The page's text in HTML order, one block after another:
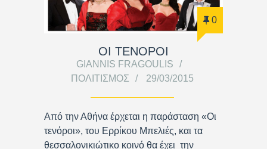
0
ΟΙ ΤΕΝΟΡΟΙ
GIANNIS FRAGOULIS
ΠΟΛΙΤΙΣΜΌΣ
29/03/2015
Από την Αθήνα έρχεται η παράσταση «Οι
τενόροι», του Ερρίκου Μπελιές, και τα
θεσσαλονικιώτικο κοινό θα έχει την